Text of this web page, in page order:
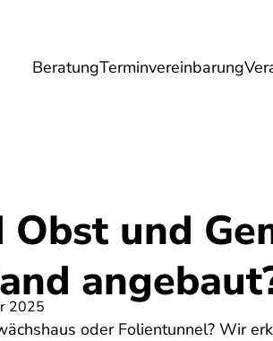
BeratungTerminvereinbarung
Gesundheit Lebensmittel
und
2025
oder Folientunnel? Wir